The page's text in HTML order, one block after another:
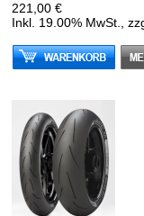
221,00 €
Inkl. 19.00% MwSt.,